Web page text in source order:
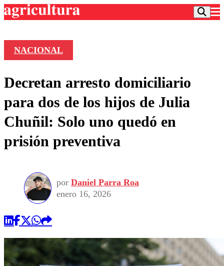
Frecuencias
Agricultura TV
Deportes
Colo Colo
Motor
Torneo Internacional
Torneo Nacional
Entretención
Internacional
Nacional
Vida Social
Programas
Comercial
NACIONAL
Decretan arresto domiciliario
para dos de los hijos de Julia
Chuñil: Solo uno quedó en
prisión preventiva
por Daniel Parra Roa
enero 16, 2026